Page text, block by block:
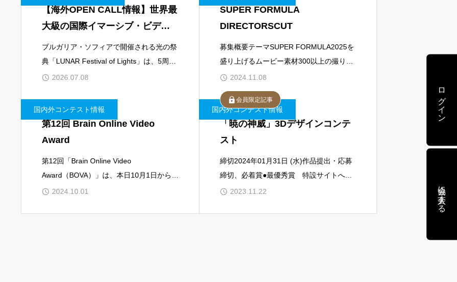
【海外OPEN CALL情報】世界最
大級の国際イマーシブ・ビデオ
マッピングコンペティション
「URBAN PULSE」公募開始
ブルガリア・ソフィアで開催される光の祭
典「LUNAR Festival of Lights」は、5周年
を迎える2026年に特別編「LUNAR: The
2026.07.08
SUPER FORMULA
DIRECTORSCUT
募集概要テーマSUPER FORMULA2025を
盛り上げるムービー素材300以上の撮り下
ろし映像×14アーティストによるオリジナ
ル楽曲募集期間2024年11月8日～202
2024.11.08
国内外コンテスト情報
第12回 Brain Online Video
Award
第12回「Brain Online Video
Award（BOVA）」は、本日10月1日から、
課題を公開し、募集を開始致しました。サ
2024.10.01
国内外コンテスト情報
会員限定記事
「暁の神威」3Dデザインコンテ
スト
締切2024年01月31日 (水)作品提出・応募
締切、必着賞●最優秀賞 特設サイトへの
掲載＆公式SNSで発表、今後展開予定の
2023.11.22
ログイン
協会に入会する